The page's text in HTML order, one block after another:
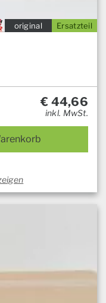
Ersatzteil
original
€ 44,66
inkl. MwSt.